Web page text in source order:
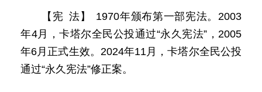
【宪 法】 1970年颁布第一部宪法。2003
年4月，卡塔尔全民公投通过“永久宪法”，2005
年6月正式生效。2024年11月，卡塔尔全民公投
通过“永久宪法”修正案。